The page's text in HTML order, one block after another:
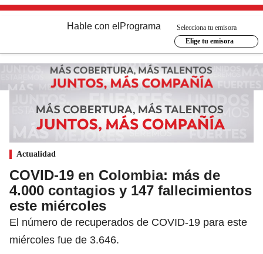
Hable con el Programa
Selecciona tu emisora
Elige tu emisora
Actualidad
COVID-19 en Colombia: más de
4.000 contagios y 147 fallecimientos
este miércoles
El número de recuperados de COVID-19 para este
miércoles fue de 3.646.